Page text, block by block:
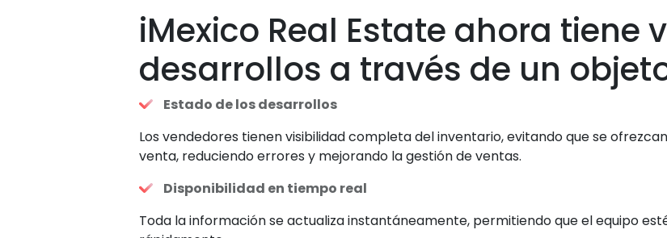
iMexico Real Estate ahora tiene
desarrollos a través de un
Estado de los desarrollos
Los vendedores tienen visibilidad completa del inventario, evitando que se
venta, reduciendo errores y mejorando la gestión de ventas.
Disponibilidad en tiempo real
Toda la información se actualiza instantáneamente, permitiendo que el equipo